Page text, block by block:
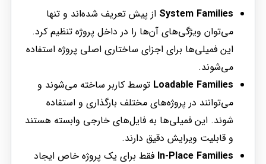
System Families از پیش تعریف شده‌اند و تنها
می‌توان ویژگی‌های آن‌ها را در داخل پروژه تنظیم کرد.
این فمیلی‌ها برای اجزای ساختاری اصلی پروژه استفاده
می‌شوند.
Loadable Families توسط کاربر ساخته می‌شوند و
می‌توانند در پروژه‌های مختلف بارگذاری و استفاده
شوند. این فمیلی‌ها به فایل‌های خارجی وابسته هستند
و قابلیت ویرایش دقیق دارند.
In-Place Families فقط برای یک پروژه خاص ایجاد